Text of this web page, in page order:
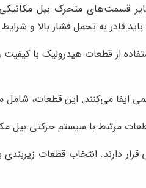
سایر قسمت‌های متحرک بیل
قادر به تحمل فشار بالا و
قطعات هیدرولیک با کیفیت و
ایفا می‌کنند. این قطعات، شامل
مرتبط با سیستم حرکتی بیل
انتخاب قطعات زیربندی